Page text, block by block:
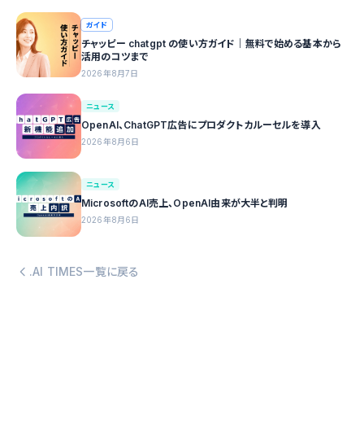
ガイド
チャッピー chatgpt の使い方ガイド｜無料で始める基本から
活用のコツまで
2026年8月7日
ニュース
OpenAI、ChatGPT広告にプロダクトカルーセルを導入
2026年8月6日
ニュース
MicrosoftのAI売上、OpenAI由来が大半と判明
2026年8月6日
.AI TIMES一覧に戻る